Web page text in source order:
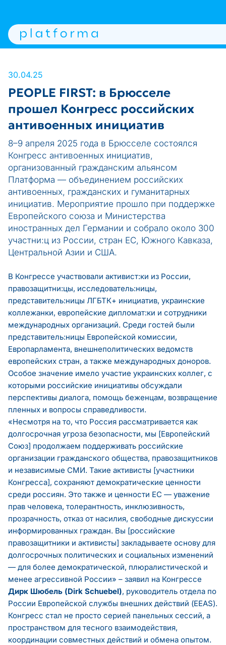
30.04.25
PEOPLE FIRST: в Брюсселе
прошел Конгресс российских
антивоенных инициатив
8–9 апреля 2025 года в Брюсселе состоялся
Конгресс антивоенных инициатив,
организованный гражданским альянсом
Платформа — объединением российских
антивоенных, гражданских и гуманитарных
инициатив. Мероприятие прошло при поддержке
Европейского союза и Министерства
иностранных дел Германии и собрало около 300
участни:ц из России, стран ЕС, Южного Кавказа,
Центральной Азии и США.
В Конгрессе участвовали активист:ки из России,
правозащитни:цы, исследователь:ницы,
представитель:ницы ЛГБТК+ инициатив, украинские
коллежанки, европейские дипломат:ки и сотрудники
международных организаций. Среди гостей были
представитель:ницы Европейской комиссии,
Европарламента, внешнеполитических ведомств
европейских стран, а также международных доноров.
Особое значение имело участие украинских коллег, с
которыми российские инициативы обсуждали
перспективы диалога, помощь беженцам, возвращение
пленных и вопросы справедливости.
«Несмотря на то, что Россия рассматривается как
долгосрочная угроза безопасности, мы [Европейский
Союз] продолжаем поддерживать российские
организации гражданского общества, правозащитников
и независимые СМИ. Такие активисты [участники
Конгресса], сохраняют демократические ценности
среди россиян. Это также и ценности ЕС — уважение
прав человека, толерантность, инклюзивность,
прозрачность, отказ от насилия, свободные дискуссии
информированных граждан. Вы [российские
правозащитники и активисты] закладываете основу для
долгосрочных политических и социальных изменений
— для более демократической, плюралистической и
менее агрессивной России» – заявил на Конгрессе
Дирк Шюбель (Dirk Schuebel), руководитель отдела по
России Европейской службы внешних действий (EEAS).
Конгресс стал не просто серией панельных сессий, а
пространством для тесного взаимодействия,
координации совместных действий и обмена опытом.